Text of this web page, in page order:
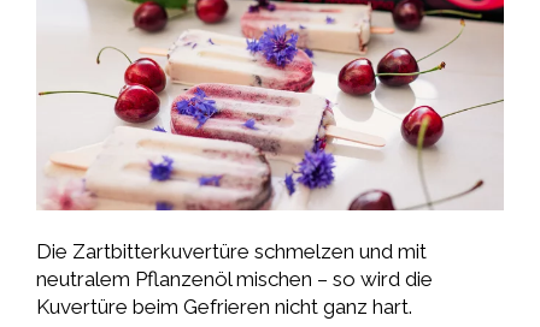
Die Zartbitterkuvertüre schmelzen und mit
neutralem Pflanzenöl mischen – so wird die
Kuvertüre beim Gefrieren nicht ganz hart.